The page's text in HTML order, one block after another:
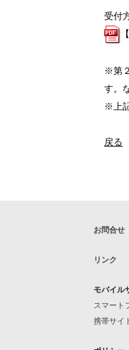
受付
※第
す。
※上
戻る
お問合せ
リンク
モバイル
スマート
携帯サイ